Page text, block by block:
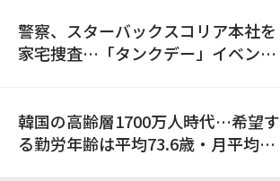
警察、スターバックスコリア本社を
家宅捜査…「タンクデー」イベント
韓国の高齢層1700万人時代…希望す
る勤労年齢は平均73.6歳・月平均賃